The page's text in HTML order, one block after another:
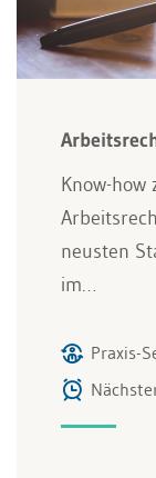
Know-how
neusten
im…
Praxis-